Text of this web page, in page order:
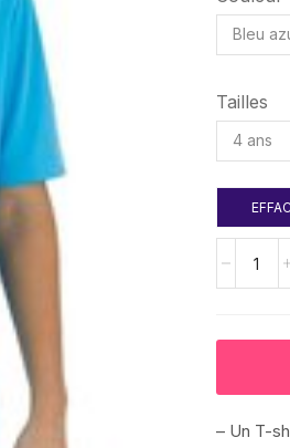
Tailles
– Un T-